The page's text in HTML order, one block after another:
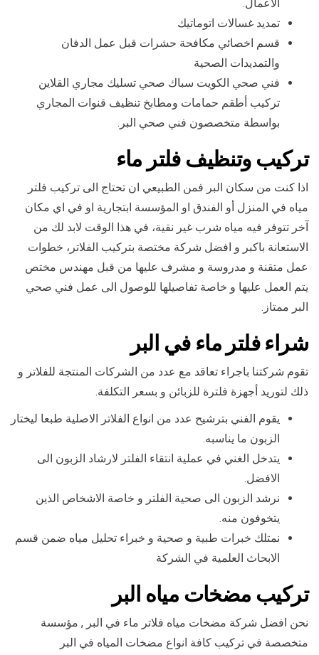
الاعمال.
تمديد غسالات اتوماتيك
قسم اخصائي مكافحة حشرات قبل عمل الدفان
والتمديدات الصحية
فني صحي الكويت سباك صحي تسليك مجاري القلاين
تركيب أطقم حمامات ومطابخ تنظيف قنوات المجاري
بواسطة متخصصون فني صحي البر.
تركيب وتنظيف فلتر ماء
اذا كنت من سكان البر فمن الطبيعي ان تحتاج الى تركيب فلتر
مياه في المنزل أو الفندق او المؤسسة ابتجارية او في اي مكان
آخر تتوفر فيه مياه شرب غير نقية، في هذا الوقت لابد لك من
الاستعانة باكبر و افضل شركة مختصة بتركيب الفلاتر، خطوات
عمل متقنة و مدروسة و مشرف عليها من قبل مهندس مختص
يتم العمل عليها و خاصة تفاصيلها للوصول الى عمل فني صحي
البر ممتاز.
شراء فلتر ماء في البر
تقوم شركتنا باجراء تعاقد مع عدد من الشركات المنتجة للفلاتر و
ذلك لتوريد أجهزة فلترة للزبائن و بسعر التكلفة.
يقوم الفني بترشيح عدد من انواع الفلاتر الاصلية طبعا ليختار
الزبون ما يناسبه.
يتدخل الغني في عملية انتقاء الفلتر لارشاد الزبون الى
الافضل.
نرشد الزبون الى صحية الفلتر و خاصة الاشخاص الذين
يتخوفون منه.
نمتلك خبرات طبية و صحية و خبراء تحليل مياه ضمن قسم
الابحاث العلمية في الشركة
تركيب مضخات مياه البر
نحن افضل شركة مضخات مياه فلاتر ماء في البر , مؤسسة
متخصصة في تركيب كافة انواع مضخات المياه في البر